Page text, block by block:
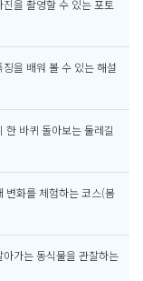
을 촬영할 수 있는 포토
을 배워 볼 수 있는 해설
한 바퀴 돌아보는 둘레길
변화를 체험하는 코스(봄
가는 동식물을 관찰하는